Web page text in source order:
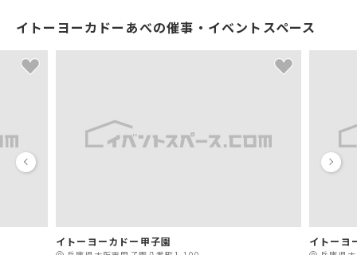
イトーヨーカドーあべの催事・イベントスペース
イトーヨーカドー甲子園 イトーヨ